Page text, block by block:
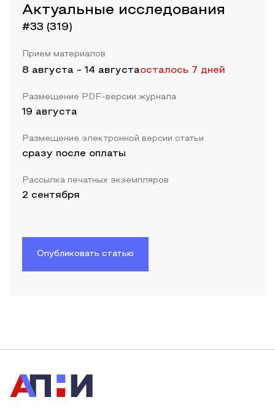
Актуальные исследования
#33 (319)
Прием материалов
8 августа - 14 августаосталось 7 дней
Размещение PDF-версии журнала
19 августа
Размещение электронной версии статьи
сразу после оплаты
Рассылка печатных экземпляров
2 сентября
Опубликовать статью